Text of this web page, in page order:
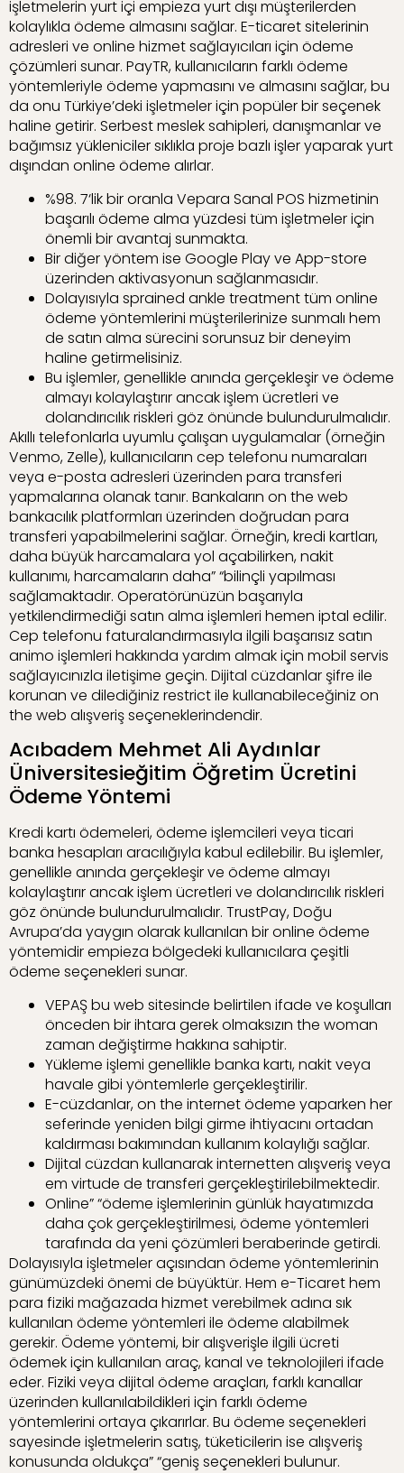
işletmelerin yurt içi empieza yurt dışı müşterilerden
kolaylıkla ödeme almasını sağlar. E-ticaret sitelerinin
adresleri ve online hizmet sağlayıcıları için ödeme
çözümleri sunar. PayTR, kullanıcıların farklı ödeme
yöntemleriyle ödeme yapmasını ve almasını sağlar, bu
da onu Türkiye’deki işletmeler için popüler bir seçenek
haline getirir. Serbest meslek sahipleri, danışmanlar ve
bağımsız yükleniciler sıklıkla proje bazlı işler yaparak yurt
dışından online ödeme alırlar.
%98. 7‘lik bir oranla Vepara Sanal POS hizmetinin
başarılı ödeme alma yüzdesi tüm işletmeler için
önemli bir avantaj sunmakta.
Bir diğer yöntem ise Google Play ve App-store
üzerinden aktivasyonun sağlanmasıdır.
Dolayısıyla sprained ankle treatment tüm online
ödeme yöntemlerini müşterilerinize sunmalı hem
de satın alma sürecini sorunsuz bir deneyim
haline getirmelisiniz.
Bu işlemler, genellikle anında gerçekleşir ve ödeme
almayı kolaylaştırır ancak işlem ücretleri ve
dolandırıcılık riskleri göz önünde bulundurulmalıdır.
Akıllı telefonlarla uyumlu çalışan uygulamalar (örneğin
Venmo, Zelle), kullanıcıların cep telefonu numaraları
veya e-posta adresleri üzerinden para transferi
yapmalarına olanak tanır. Bankaların on the web
bankacılık platformları üzerinden doğrudan para
transferi yapabilmelerini sağlar. Örneğin, kredi kartları,
daha büyük harcamalara yol açabilirken, nakit
kullanımı, harcamaların daha” “bilinçli yapılması
sağlamaktadır. Operatörünüzün başarıyla
yetkilendirmediği satın alma işlemleri hemen iptal edilir.
Cep telefonu faturalandırmasıyla ilgili başarısız satın
animo işlemleri hakkında yardım almak için mobil servis
sağlayıcınızla iletişime geçin. Dijital cüzdanlar şifre ile
korunan ve dilediğiniz restrict ile kullanabileceğiniz on
the web alışveriş seçeneklerindendir.
Acıbadem Mehmet Ali Aydınlar
Üniversitesieğitim Öğretim Ücretini
Ödeme Yöntemi
Kredi kartı ödemeleri, ödeme işlemcileri veya ticari
banka hesapları aracılığıyla kabul edilebilir. Bu işlemler,
genellikle anında gerçekleşir ve ödeme almayı
kolaylaştırır ancak işlem ücretleri ve dolandırıcılık riskleri
göz önünde bulundurulmalıdır. TrustPay, Doğu
Avrupa’da yaygın olarak kullanılan bir online ödeme
yöntemidir empieza bölgedeki kullanıcılara çeşitli
ödeme seçenekleri sunar.
VEPAŞ bu web sitesinde belirtilen ifade ve koşulları
önceden bir ihtara gerek olmaksızın the woman
zaman değiştirme hakkına sahiptir.
Yükleme işlemi genellikle banka kartı, nakit veya
havale gibi yöntemlerle gerçekleştirilir.
E-cüzdanlar, on the internet ödeme yaparken her
seferinde yeniden bilgi girme ihtiyacını ortadan
kaldırması bakımından kullanım kolaylığı sağlar.
Dijital cüzdan kullanarak internetten alışveriş veya
em virtude de transferi gerçekleştirilebilmektedir.
Online” “ödeme işlemlerinin günlük hayatımızda
daha çok gerçekleştirilmesi, ödeme yöntemleri
tarafında da yeni çözümleri beraberinde getirdi.
Dolayısıyla işletmeler açısından ödeme yöntemlerinin
günümüzdeki önemi de büyüktür. Hem e-Ticaret hem
para fiziki mağazada hizmet verebilmek adına sık
kullanılan ödeme yöntemleri ile ödeme alabilmek
gerekir. Ödeme yöntemi, bir alışverişle ilgili ücreti
ödemek için kullanılan araç, kanal ve teknolojileri ifade
eder. Fiziki veya dijital ödeme araçları, farklı kanallar
üzerinden kullanılabildikleri için farklı ödeme
yöntemlerini ortaya çıkarırlar. Bu ödeme seçenekleri
sayesinde işletmelerin satış, tüketicilerin ise alışveriş
konusunda oldukça” “geniş seçenekleri bulunur.